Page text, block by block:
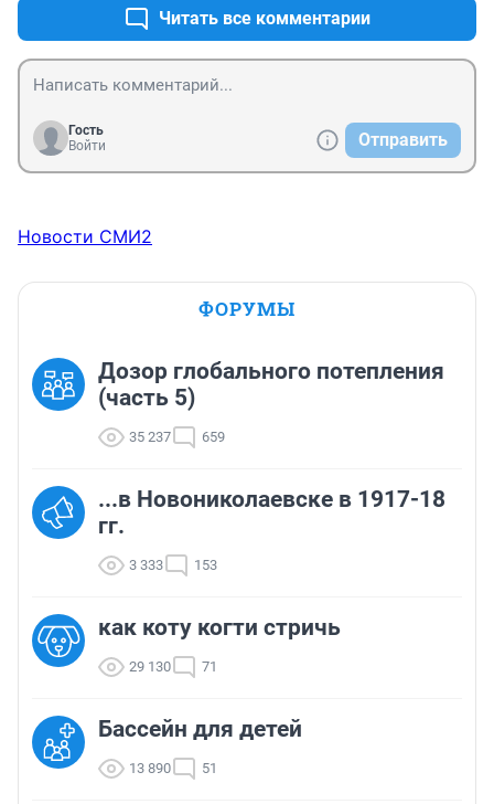
Читать все комментарии
Гость
Войти
Отправить
Новости СМИ2
ФОРУМЫ
Дозор глобального потепления
(часть 5)
35 237 659
...в Новониколаевске в 1917-18
гг.
3 333 153
как коту когти стричь
29 130 71
Бассейн для детей
13 890 51